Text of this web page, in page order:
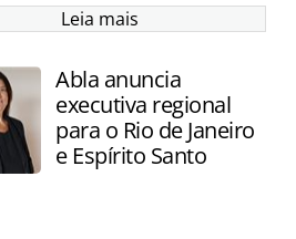
Leia mais
Abla anuncia
executiva regional
para o Rio de Janeiro
e Espírito Santo